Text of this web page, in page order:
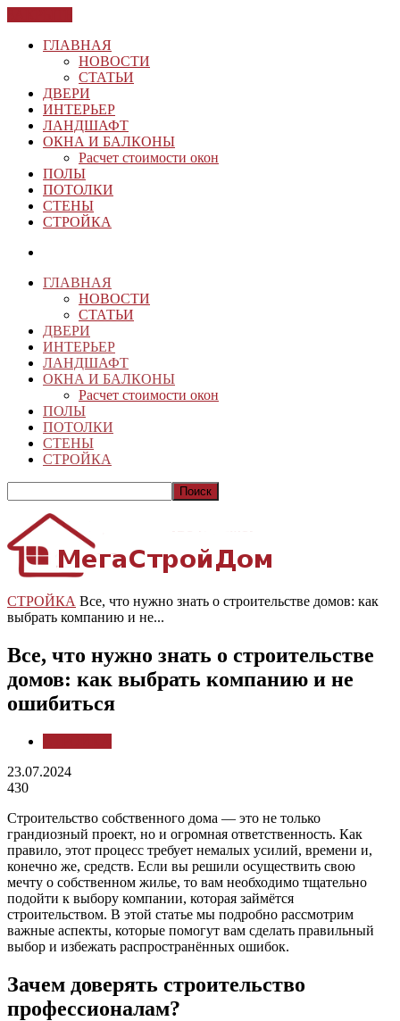
ГЛАВНАЯ
НОВОСТИ
СТАТЬИ
ДВЕРИ
ИНТЕРЬЕР
ЛАНДШАФТ
ОКНА И БАЛКОНЫ
Расчет стоимости окон
ПОЛЫ
ПОТОЛКИ
СТЕНЫ
СТРОЙКА
ГЛАВНАЯ
НОВОСТИ
СТАТЬИ
ДВЕРИ
ИНТЕРЬЕР
ЛАНДШАФТ
ОКНА И БАЛКОНЫ
Расчет стоимости окон
ПОЛЫ
ПОТОЛКИ
СТЕНЫ
СТРОЙКА
СТРОЙКА Все, что нужно знать о строительстве домов: как
выбрать компанию и не...
Все, что нужно знать о строительстве
домов: как выбрать компанию и не
ошибиться
23.07.2024
430
Строительство собственного дома — это не только
грандиозный проект, но и огромная ответственность. Как
правило, этот процесс требует немалых усилий, времени и,
конечно же, средств. Если вы решили осуществить свою
мечту о собственном жилье, то вам необходимо тщательно
подойти к выбору компании, которая займётся
строительством. В этой статье мы подробно рассмотрим
важные аспекты, которые помогут вам сделать правильный
выбор и избежать распространённых ошибок.
Зачем доверять строительство
профессионалам?